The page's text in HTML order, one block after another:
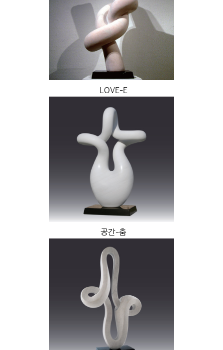
LOVE-E
공간-춤